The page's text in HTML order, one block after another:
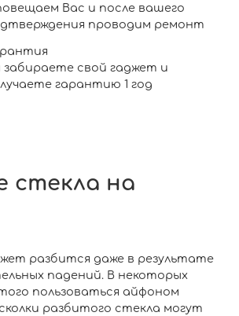
Вас и после вашего
проводим ремонт
забираете свой гаджет и
гарантию 1 год
стекла на
разбится даже в результате
падений. В некоторых
пользоваться айфоном
разбитого стекла могут